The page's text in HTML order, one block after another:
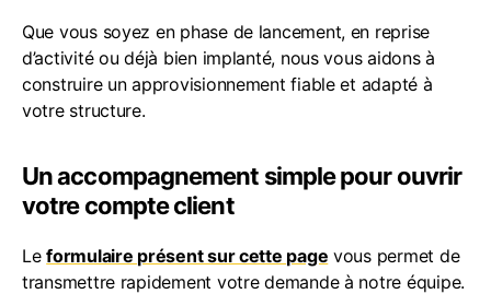
Que vous soyez en phase de lancement, en reprise
d’activité ou déjà bien implanté, nous vous aidons à
construire un approvisionnement fiable et adapté à
votre structure.
Un accompagnement simple pour ouvrir
votre compte client
Leformulaire présent sur cette page vous permet de
transmettre rapidement votre demande à notre équipe.